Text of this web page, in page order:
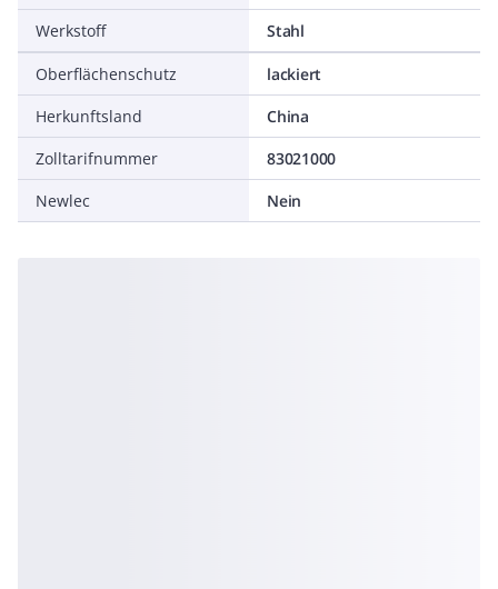
Werkstoff
Stahl
Oberflächenschutz
lackiert
Herkunftsland
China
Zolltarifnummer
83021000
Newlec
Nein